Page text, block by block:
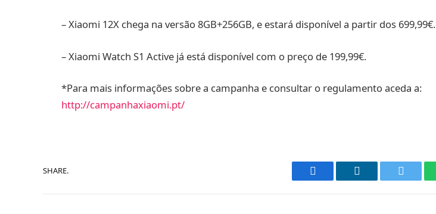
– Xiaomi 12X chega na versão 8GB+256GB, e estará disponível a partir dos 699,99€.
– Xiaomi Watch S1 Active já está disponível com o preço de 199,99€.
*Para mais informações sobre a campanha e consultar o regulamento aceda a:
http://campanhaxiaomi.pt/
SHARE. Facebook LinkedIn